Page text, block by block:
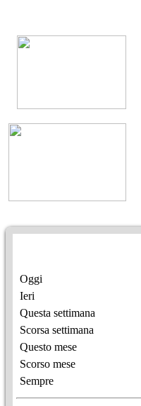
Oggi
Ieri
Questa settimana
Scorsa settimana
Questo mese
Scorso mese
Sempre